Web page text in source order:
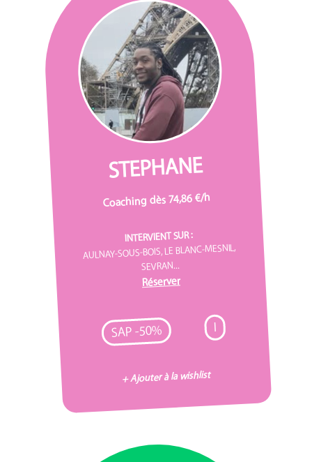
STEPHANE
Coaching dès 74,86 €/h
INTERVIENT SUR :
AULNAY-SOUS-BOIS, LE BLANC-MESNIL,
SEVRAN...
Réserver
SAP -50% I
+ Ajouter à la wishlist